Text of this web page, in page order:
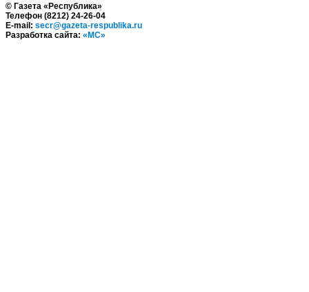
© Газета «Республика»
Телефон (8212) 24-26-04
E-mail: secr@gazeta-respublika.ru
Разработка сайта: «МС»